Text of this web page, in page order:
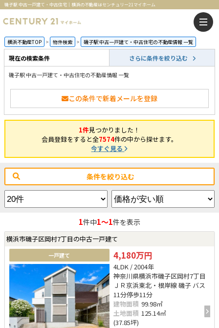
磯子駅 中古一戸建て・中古住宅｜横浜の不動産はセンチュリー21マイホーム
横浜不動産TOP 物件検索 磯子駅 中古一戸建て・中古住宅の不動産情報 一覧
現在の検索条件 さらに条件を絞り込む
磯子駅 中古一戸建て・中古住宅の不動産情報 一覧
この条件で新着メールを登録
1件見つかりました！
会員登録をすると全7574件の中から探せます。
今すぐ見る
条件を絞り込む
1件中1～1件を表示
横浜市磯子区岡村7丁目の中古一戸建て
一戸建て 4,180万円
4LDK / 2004年
神奈川県横浜市磯子区岡村7丁目
ＪＲ京浜東北・根岸線 磯子 バス
11分停歩11分
建物面積 99.98㎡
土地面積 125.14㎡
(37.85坪)